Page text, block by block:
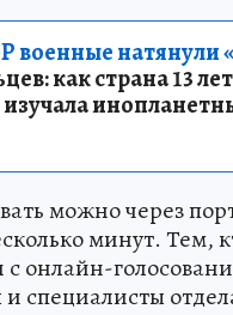
военные натянули
как страна 13
можно через
минут. Тем,
с онлайн-
специалисты